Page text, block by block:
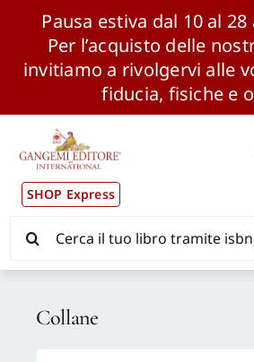
Pausa estiva dal 10 al
Per l’acquisto delle
invitiamo a rivolgervi alle
fiducia, fisiche e
contenuto
SHOP Express
Pubblicazioni
News ed Eventi
Distribuzione Wolrdwide
per:
Collane